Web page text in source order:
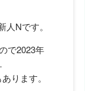
Nです。
で2023年
ります。